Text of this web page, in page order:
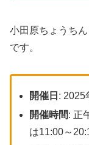
小田原ちょうち
です。
開催日 : 2025
開催時間: 正
は11:00～